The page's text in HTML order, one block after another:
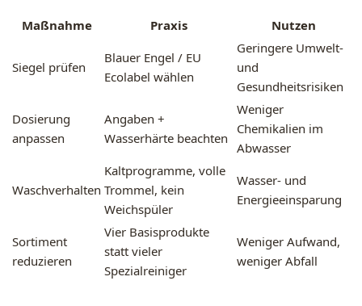
Maßnahme Praxis Nutzen
Siegel prüfen
Blauer Engel / EU
Ecolabel wählen
Geringere Umwelt-
und
Gesundheitsrisiken
Dosierung
anpassen
Angaben +
Wasserhärte beachten
Weniger
Chemikalien im
Abwasser
Waschverhalten
Kaltprogramme, volle
Trommel, kein
Weichspüler
Wasser- und
Energieeinsparung
Sortiment
reduzieren
Vier Basisprodukte
statt vieler
Spezialreiniger
Weniger Aufwand,
weniger Abfall